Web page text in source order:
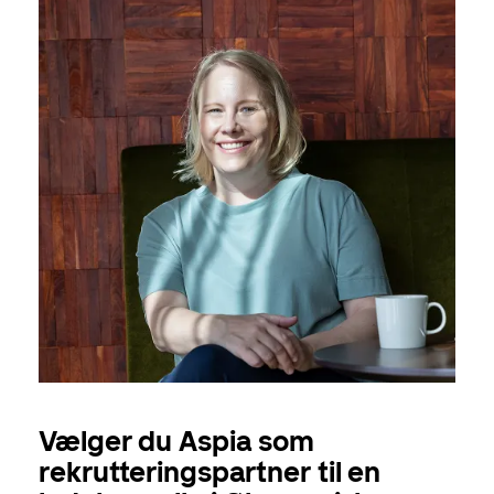
Vælger du Aspia som
rekrutteringspartner til en